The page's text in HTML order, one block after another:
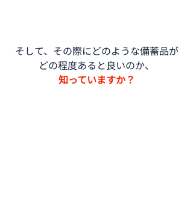
そして、その際にどのような備蓄品が
どの程度あると良いのか、
知っていますか？